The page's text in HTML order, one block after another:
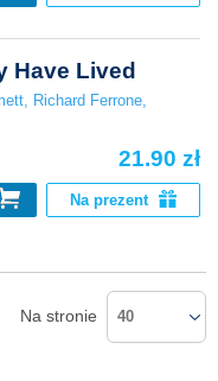
Have Lived
Richard Ferrone
21.90 zł
Na prezent
Na stronie 40